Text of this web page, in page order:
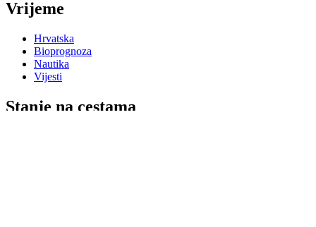
Vrijeme
Hrvatska
Bioprognoza
Nautika
Vijesti
Stanje na cestama